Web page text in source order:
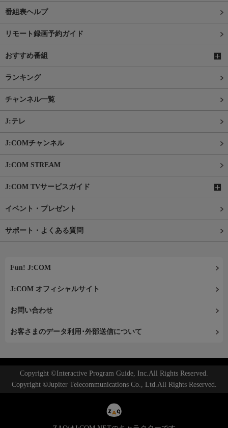
番組表ヘルプ
リモート録画予約ガイド
おすすめ番組
ランキング
チャンネル一覧
J:テレ
J:COMチャンネル
J:COM STREAM
J:COM TVサービスガイド
イベント・プレゼント
サポート・よくある質問
Fun! J:COM
J:COM オフィシャルサイト
お問い合わせ
お客さまのデータ利用･外部送信について
Copyright ©Interactive Program Guide, Inc.All Rights Reserved.
Copyright ©Jupiter Telecommunications Co., Ltd.All Rights Reserved.